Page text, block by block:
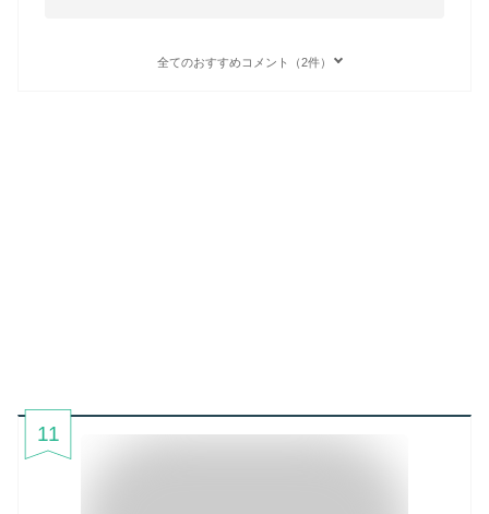
全てのおすすめコメント（2件）
11